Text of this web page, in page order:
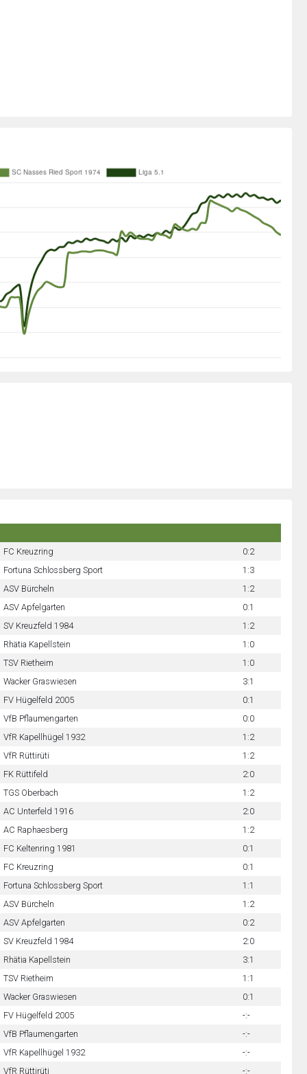
FC Kreuzring
0:2
Fortuna Schlossberg Sport
1:3
ASV Bürcheln
1:2
ASV Apfelgarten
0:1
SV Kreuzfeld 1984
1:2
Rhätia Kapellstein
1:0
TSV Rietheim
1:0
Wacker Graswiesen
3:1
FV Hügelfeld 2005
0:1
VfB Pflaumengarten
0:0
VfR Kapellhügel 1932
1:2
VfR Rüttirüti
1:2
FK Rüttifeld
2:0
TGS Oberbach
1:2
AC Unterfeld 1916
2:0
AC Raphaesberg
1:2
FC Keltenring 1981
0:1
FC Kreuzring
0:1
Fortuna Schlossberg Sport
1:1
ASV Bürcheln
1:2
ASV Apfelgarten
0:2
SV Kreuzfeld 1984
2:0
Rhätia Kapellstein
3:1
TSV Rietheim
1:1
Wacker Graswiesen
0:1
FV Hügelfeld 2005
-:-
VfB Pflaumengarten
-:-
VfR Kapellhügel 1932
-:-
VfR Rüttirüti -:-